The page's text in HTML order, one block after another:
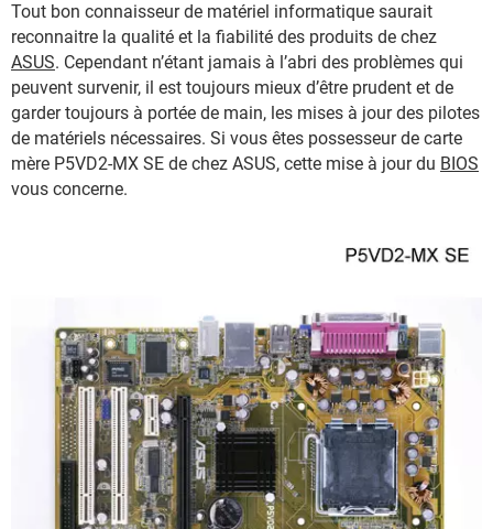
Tout bon connaisseur de matériel informatique saurait
reconnaitre la qualité et la fiabilité des produits de chez
ASUS. Cependant n’étant jamais à l’abri des problèmes qui
peuvent survenir, il est toujours mieux d’être prudent et de
garder toujours à portée de main, les mises à jour des pilotes
de matériels nécessaires. Si vous êtes possesseur de carte
mère P5VD2-MX SE de chez ASUS, cette mise à jour du BIOS
vous concerne.